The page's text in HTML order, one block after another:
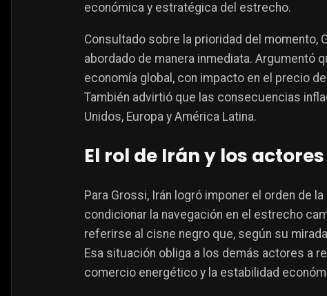
económica y estratégica del estrecho.
Consultado sobre la prioridad del momento,
abordado de manera inmediata. Argumentó
economía global, con impacto en el precio
También advirtió que las consecuencias
Unidos, Europa y América Latina.
El rol de Irán y los
Para Grossi, Irán logró imponer el orden de
condicionar la navegación en el estrecho
referirse al cisne negro que, según su
Esa situación obliga a los demás actores a
comercio energético y la estabilidad